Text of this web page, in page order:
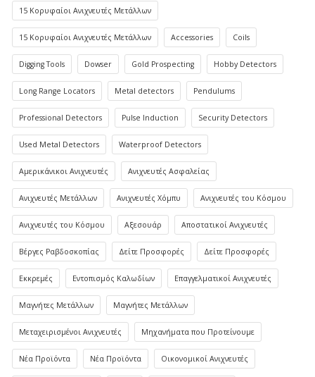
15 Κορυφαίοι Ανιχνευτές Μετάλλων
15 Κορυφαίοι Ανιχνευτές Μετάλλων Accessories Coils
Digging Tools Dowser Gold Prospecting Hobby Detectors
Long Range Locators Metal detectors Pendulums
Professional Detectors Pulse Induction Security Detectors
Used Metal Detectors Waterproof Detectors
Αμερικάνικοι Ανιχνευτές Ανιχνευτές Ασφαλείας
Ανιχνευτές Μετάλλων Ανιχνευτές Χόμπυ Ανιχνευτές του Κόσμου
Ανιχνευτές του Κόσμου Αξεσουάρ Αποστατικοί Ανιχνευτές
Βέργες Ραβδοσκοπίας Δείτε Προσφορές Δείτε Προσφορές
Εκκρεμές Εντοπισμός Καλωδίων Επαγγελματικοί Ανιχνευτές
Μαγνήτες Μετάλλων Μαγνήτες Μετάλλων
Μεταχειρισμένοι Ανιχνευτές Μηχανήματα που Προτείνουμε
Νέα Προϊόντα Νέα Προϊόντα Οικονομικοί Ανιχνευτές